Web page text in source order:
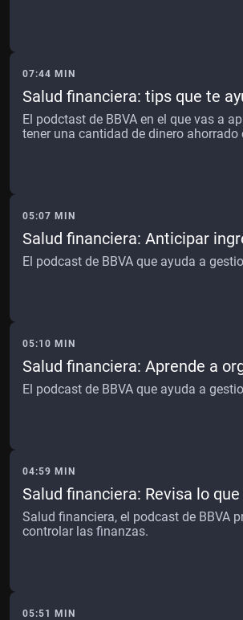
07:44 MIN
Salud financiera: tips que te
El podctast de BBVA en el que vas a
tener una cantidad de dinero
05:07 MIN
Salud financiera: Anticipar
El podcast de BBVA que ayuda a
05:10 MIN
Salud financiera: Aprende a
El podcast de BBVA que ayuda a
04:59 MIN
Salud financiera: Revisa lo
Salud financiera, el podcast de BBVA
controlar las finanzas.
05:51 MIN